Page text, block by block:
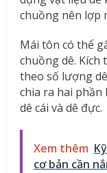
chuồng nên lợp
Mái tôn có thể
chuồng dê. Kích
theo số lượng
chia ra hai phần
dê cái và dê đực.
Xem thêm
cơ bản cần